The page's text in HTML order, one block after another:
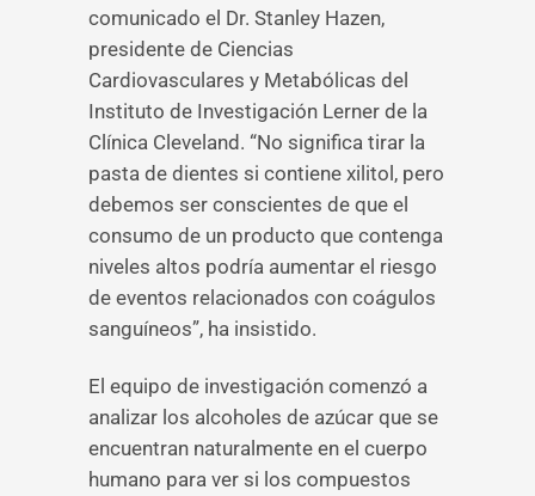
comunicado el Dr. Stanley Hazen,
presidente de Ciencias
Cardiovasculares y Metabólicas del
Instituto de Investigación Lerner de la
Clínica Cleveland. “No significa tirar la
pasta de dientes si contiene xilitol, pero
debemos ser conscientes de que el
consumo de un producto que contenga
niveles altos podría aumentar el riesgo
de eventos relacionados con coágulos
sanguíneos”, ha insistido.
El equipo de investigación comenzó a
analizar los alcoholes de azúcar que se
encuentran naturalmente en el cuerpo
humano para ver si los compuestos